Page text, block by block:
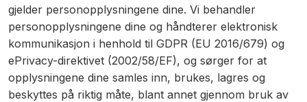
gjelder personopplysningene dine. Vi behandler
personopplysningene dine og håndterer elektronisk
kommunikasjon i henhold til GDPR (EU 2016/679) og
ePrivacy-direktivet (2002/58/EF), og sørger for at
opplysningene dine samles inn, brukes, lagres og
beskyttes på riktig måte, blant annet gjennom bruk av